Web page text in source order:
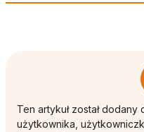
Ten artykuł został
użytkownika,